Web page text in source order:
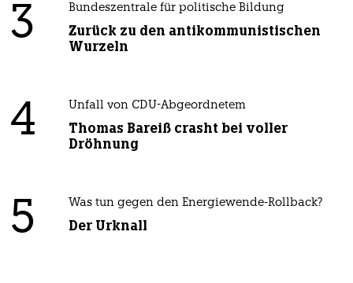
3 Bundeszentrale für politische Bildung
Zurück zu den antikommunistischen
Wurzeln
4 Unfall von CDU-Abgeordnetem
Thomas Bareiß crasht bei voller
Dröhnung
5 Was tun gegen den Energiewende-Rollback?
Der Urknall